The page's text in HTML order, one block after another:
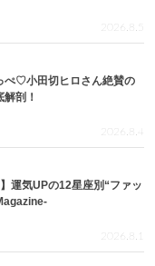
2026.8.5
ぺ♡小田切ヒロさん絶賛の
剖！
2026.8.4
運気UPの12星座別“ファッ
2026.8.1